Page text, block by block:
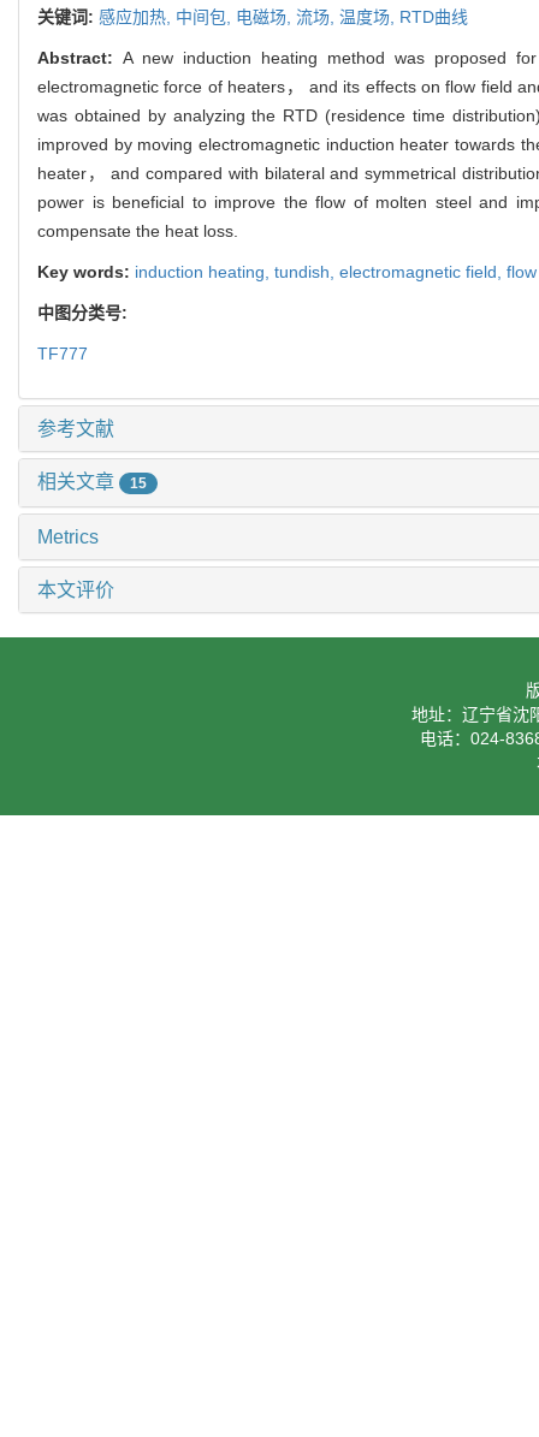
关键词: 感应加热, 中间包, 电磁场, 流场, 温度场, RTD曲线
Abstract: A new induction heating method was proposed
electromagnetic force of heaters， and its effects on flow field
was obtained by analyzing the RTD (residence time
improved by moving electromagnetic induction heater towards
heater， and compared with bilateral and symmetrical
power is beneficial to improve the flow of molten steel and
compensate the heat loss.
Key words: induction heating, tundish, electromagnetic field,
中图分类号:
TF777
参考文献
相关文章 15
Metrics
本文评价
地址：辽宁省沈
电话：024-